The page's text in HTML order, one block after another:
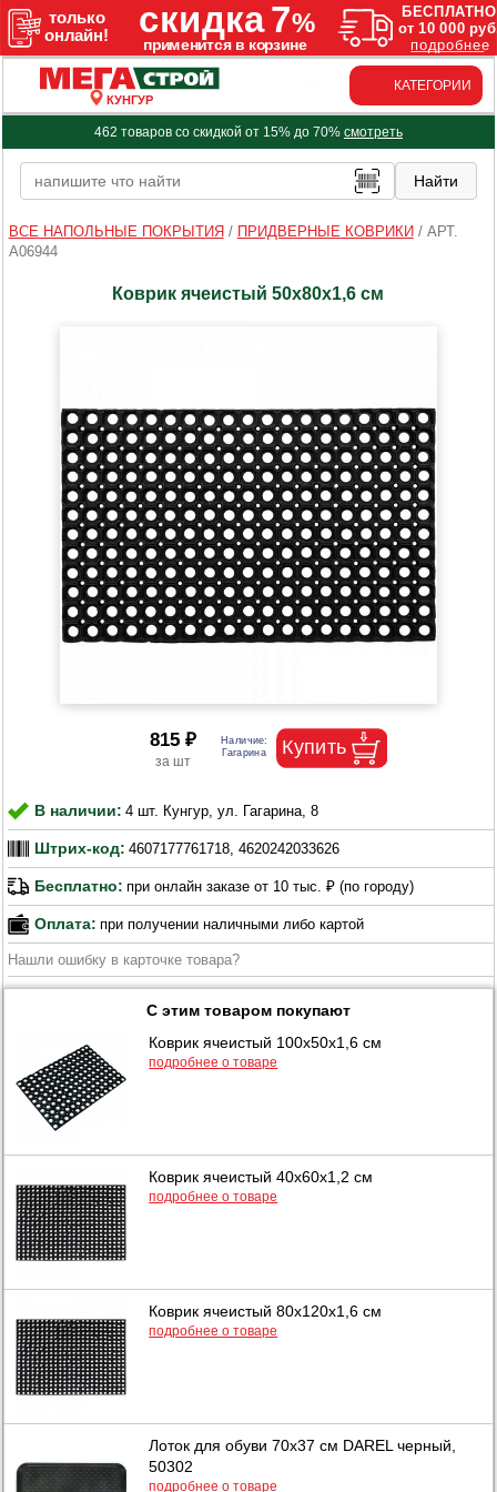
КУНГУР
КАТЕГОРИИ
462 товаров со скидкой от 15% до 70% смотреть
ВСЕ НАПОЛЬНЫЕ ПОКРЫТИЯ / ПРИДВЕРНЫЕ КОВРИКИ / АРТ.
A06944
Коврик ячеистый 50x80x1,6 см
815 ₽
В наличии: 4 шт. Кунгур, ул. Гагарина, 8
Штрих-код: 4607177761718, 4620242033626
Бесплатно: при онлайн заказе от 10 тыс. ₽ (по городу)
Оплата: при получении наличными либо картой
Нашли ошибку в карточке товара?
С этим товаром покупают
Коврик ячеистый 100x50x1,6 см
подробнее о товаре
Коврик ячеистый 40x60x1,2 см
подробнее о товаре
Коврик ячеистый 80x120x1,6 см
подробнее о товаре
Лоток для обуви 70х37 см DAREL черный,
50302
подробнее о товаре